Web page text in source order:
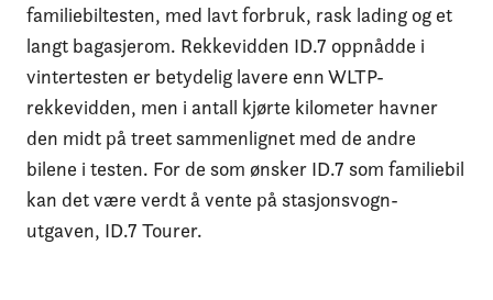
familiebiltesten, med lavt forbruk, rask lading og et
langt bagasjerom. Rekkevidden ID.7 oppnådde i
vintertesten er betydelig lavere enn WLTP-
rekkevidden, men i antall kjørte kilometer havner
den midt på treet sammenlignet med de andre
bilene i testen. For de som ønsker ID.7 som familiebil
kan det være verdt å vente på stasjonsvogn-
utgaven, ID.7 Tourer.